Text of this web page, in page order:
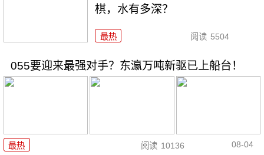
棋，水有多深？
最热 阅读 5504
055要迎来最强对手？东瀛万吨新驱已上船台！
最热 阅读 10136 08-04